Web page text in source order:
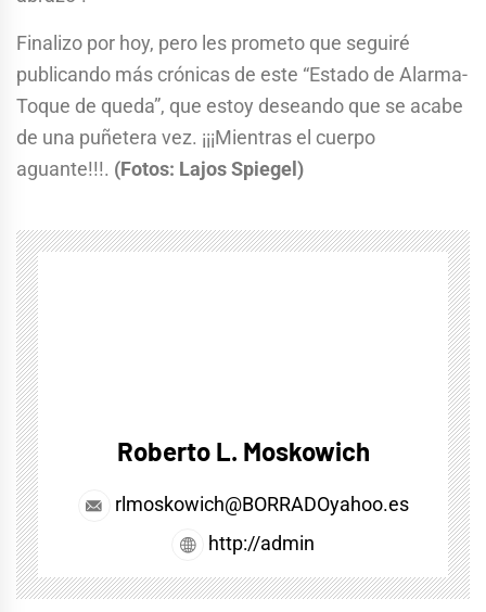
Finalizo por hoy, pero les prometo que seguiré
publicando más crónicas de este “Estado de Alarma-
Toque de queda”, que estoy deseando que se acabe
de una puñetera vez. ¡¡¡Mientras el cuerpo
aguante!!!. (Fotos: Lajos Spiegel)
Roberto L. Moskowich
rlmoskowich@BORRADOyahoo.es
http://admin